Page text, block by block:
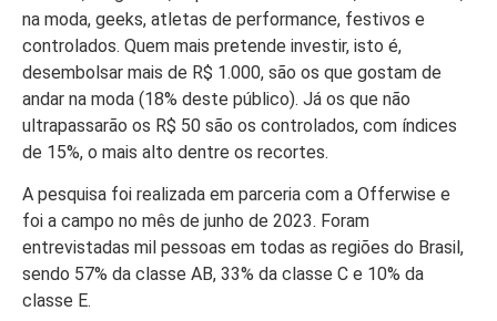
na moda, geeks, atletas de performance, festivos e
controlados. Quem mais pretende investir, isto é,
desembolsar mais de R$ 1.000, são os que gostam de
andar na moda (18% deste público). Já os que não
ultrapassarão os R$ 50 são os controlados, com índices
de 15%, o mais alto dentre os recortes.
A pesquisa foi realizada em parceria com a Offerwise e
foi a campo no mês de junho de 2023. Foram
entrevistadas mil pessoas em todas as regiões do Brasil,
sendo 57% da classe AB, 33% da classe C e 10% da
classe E.